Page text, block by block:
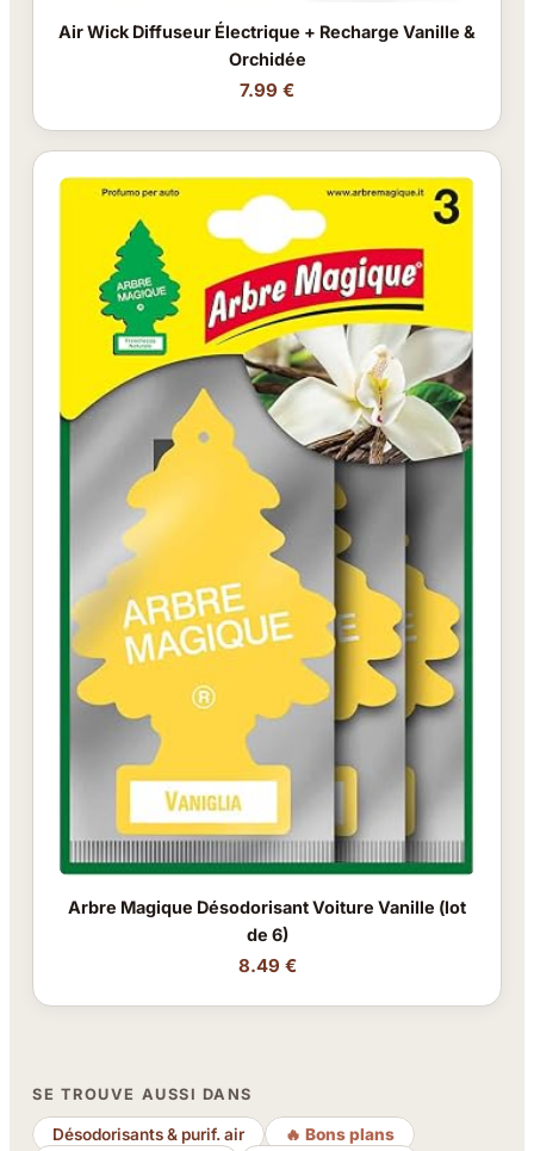
Air Wick Diffuseur Électrique + Recharge Vanille &
Orchidée
7.99 €
Arbre Magique Désodorisant Voiture Vanille (lot
de 6)
8.49 €
SE TROUVE AUSSI DANS
Désodorisants & purif. air
🔥 Bons plans